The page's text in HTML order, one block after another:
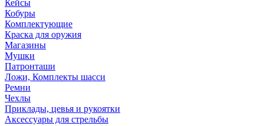
Кейсы
Кобуры
Комплектующие
Краска для оружия
Магазины
Мушки
Патронташи
Ложи, Комплекты шасси
Ремни
Чехлы
Приклады, цевья и рукоятки
Аксессуары для стрельбы